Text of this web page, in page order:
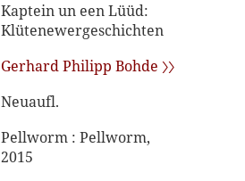
Kaptein un een Lüüd:
Klütenewergeschichten
Gerhard Philipp Bohde 〉〉
Neuaufl.
Pellworm : Pellworm,
2015